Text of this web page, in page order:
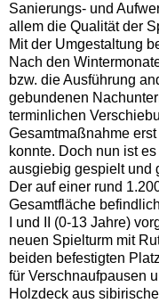
Sanierungs- und
allem die Qualität der
Mit der Umgestaltung
Nach den
bzw. die Ausführung
gebundenen
terminlichen
Gesamtmaßnahme
konnte. Doch nun ist
ausgiebig gespielt und
Der auf einer rund
Gesamtfläche
I und II (0-13 Jahre)
neuen Spielturm mit
beiden befestigten
für Verschnaufpausen
Holzdeck aus